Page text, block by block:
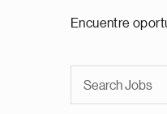
Encuentre